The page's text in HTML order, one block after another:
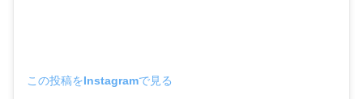
この投稿をInstagramで見る